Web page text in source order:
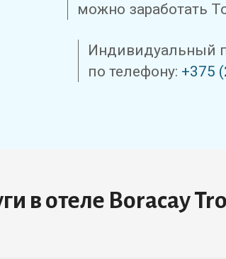
можно заработать
Индивидуальный
по телефону: +375
в отеле Boracay